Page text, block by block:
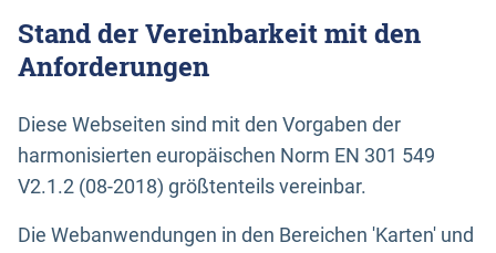
Stand der Vereinbarkeit mit den
Anforderungen
Diese Webseiten sind mit den Vorgaben der
harmonisierten europäischen Norm EN 301 549
V2.1.2 (08-2018) größtenteils vereinbar.
Die Webanwendungen in den Bereichen 'Karten' und